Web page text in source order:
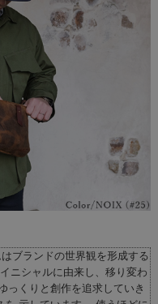
ブランドの世界観を形成する
ニシャルに由来し、移り変わ
っくりと創作を追求していき